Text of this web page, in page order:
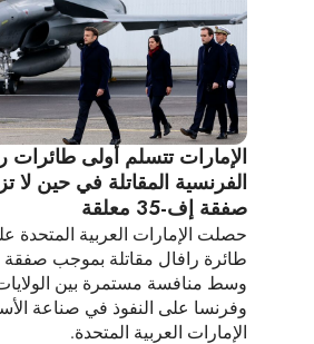
الإمارات تتسلم أولى طائرات
الفرنسية المقاتلة في حين لا
صفقة إف-35 معلقة
حصلت الإمارات العربية المتحدة
طائرة رافال مقاتلة بموجب
وسط منافسة مستمرة بين
وفرنسا على النفوذ في صناعة
الإمارات العربية المتحدة.